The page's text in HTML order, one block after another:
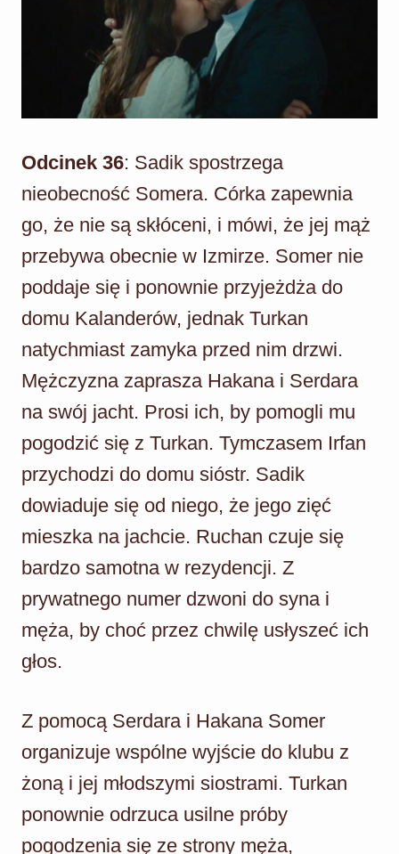
Odcinek 36: Sadik spostrzega
nieobecność Somera. Córka zapewnia
go, że nie są skłóceni, i mówi, że jej mąż
przebywa obecnie w Izmirze. Somer nie
poddaje się i ponownie przyjeżdża do
domu Kalanderów, jednak Turkan
natychmiast zamyka przed nim drzwi.
Mężczyzna zaprasza Hakana i Serdara
na swój jacht. Prosi ich, by pomogli mu
pogodzić się z Turkan. Tymczasem Irfan
przychodzi do domu sióstr. Sadik
dowiaduje się od niego, że jego zięć
mieszka na jachcie. Ruchan czuje się
bardzo samotna w rezydencji. Z
prywatnego numer dzwoni do syna i
męża, by choć przez chwilę usłyszeć ich
głos.
Z pomocą Serdara i Hakana Somer
organizuje wspólne wyjście do klubu z
żoną i jej młodszymi siostrami. Turkan
ponownie odrzuca usilne próby
pogodzenia się ze strony męża,